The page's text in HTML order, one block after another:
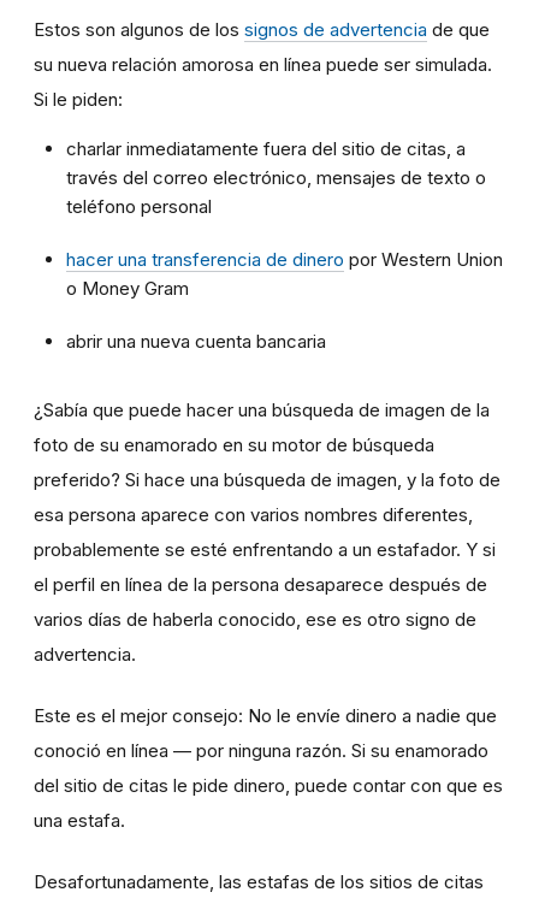
Estos son algunos de los signos de advertencia de que
su nueva relación amorosa en línea puede ser simulada.
Si le piden:
charlar inmediatamente fuera del sitio de citas, a
través del correo electrónico, mensajes de texto o
teléfono personal
hacer una transferencia de dinero por Western Union
o Money Gram
abrir una nueva cuenta bancaria
¿Sabía que puede hacer una búsqueda de imagen de la
foto de su enamorado en su motor de búsqueda
preferido? Si hace una búsqueda de imagen, y la foto de
esa persona aparece con varios nombres diferentes,
probablemente se esté enfrentando a un estafador. Y si
el perfil en línea de la persona desaparece después de
varios días de haberla conocido, ese es otro signo de
advertencia.
Este es el mejor consejo: No le envíe dinero a nadie que
conoció en línea — por ninguna razón. Si su enamorado
del sitio de citas le pide dinero, puede contar con que es
una estafa.
Desafortunadamente, las estafas de los sitios de citas